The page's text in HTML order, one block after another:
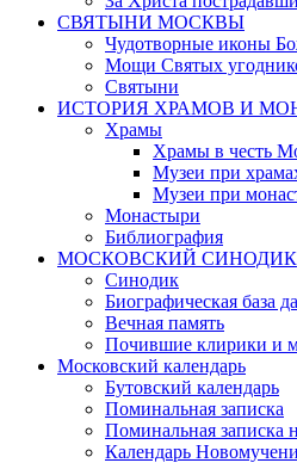
СВЯТЫНИ МОСКВЫ
Чудотворные иконы
Мощи Святых
Святыни
ИСТОРИЯ ХРАМОВ И
Храмы
Храмы в честь
Музеи при
Музеи при
Монастыри
Библиография
МОСКОВСКИЙ СИНОДИК
Синодик
Биографическая база
Вечная память
Почившие клирики и
Московский календарь
Бутовский календарь
Поминальная записка
Поминальная записка
Календарь